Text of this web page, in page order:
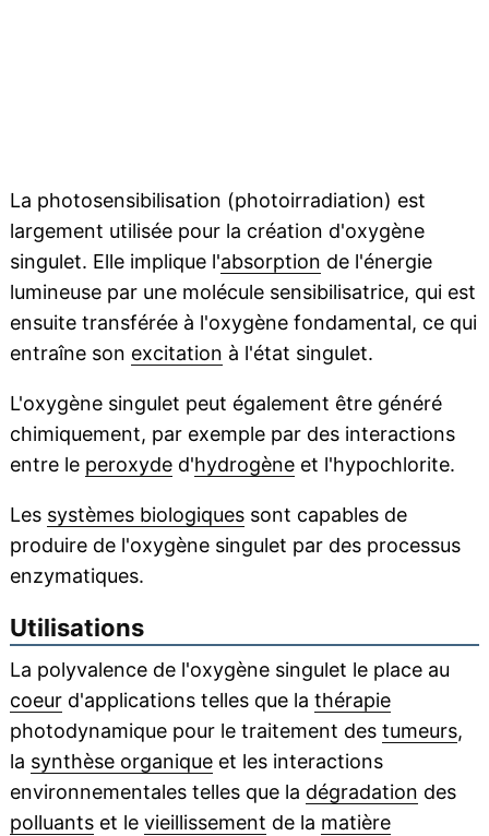
La photosensibilisation (photoirradiation) est
largement utilisée pour la création d'oxygène
singulet. Elle implique l'absorption de l'énergie
lumineuse par une molécule sensibilisatrice, qui est
ensuite transférée à l'oxygène fondamental, ce qui
entraîne son excitation à l'état singulet.
L'oxygène singulet peut également être généré
chimiquement, par exemple par des interactions
entre le peroxyded'hydrogèneet l'hypochlorite.
Les systèmes biologiquessont capables de
produire de l'oxygène singulet par des processus
enzymatiques.
Utilisations
La polyvalence de l'oxygène singulet le place au
coeurd'applications telles que la thérapie
photodynamique pour le traitement des tumeurs,
la synthèse organiqueet les interactions
environnementales telles que la dégradation des
polluantset le vieillissement de la matière